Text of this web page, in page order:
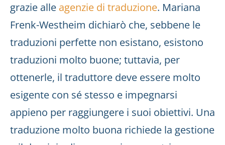
grazie alle agenzie di traduzione. Mariana
Frenk-Westheim dichiarò che, sebbene le
traduzioni perfette non esistano, esistono
traduzioni molto buone; tuttavia, per
ottenerle, il traduttore deve essere molto
esigente con sé stesso e impegnarsi
appieno per raggiungere i suoi obiettivi. Una
traduzione molto buona richiede la gestione